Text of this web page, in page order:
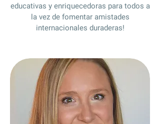
educativas y enriquecedoras para todos a
la vez de fomentar amistades
internacionales duraderas!